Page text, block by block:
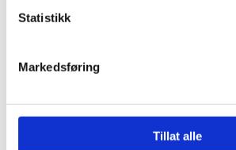
Statistikk
Markedsføring
Tillat alle
Økt selvstendighet, deltagelse